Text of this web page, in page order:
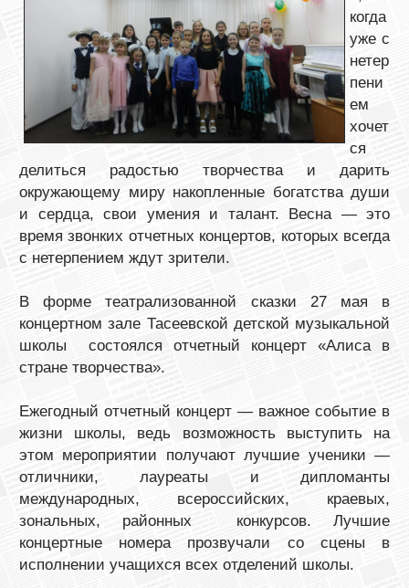
когда
уже с
нетер
пени
ем
хочет
ся
делиться радостью творчества и дарить
окружающему миру накопленные богатства души
и сердца, свои умения и талант. Весна — это
время звонких отчетных концертов, которых всегда
с нетерпением ждут зрители.
В форме театрализованной сказки 27 мая в
концертном зале Тасеевской детской музыкальной
школы состоялся отчетный концерт «Алиса в
стране творчества».
Ежегодный отчетный концерт — важное событие в
жизни школы, ведь возможность выступить на
этом мероприятии получают лучшие ученики —
отличники, лауреаты и дипломанты
международных, всероссийских, краевых,
зональных, районных конкурсов. Лучшие
концертные номера прозвучали со сцены в
исполнении учащихся всех отделений школы.